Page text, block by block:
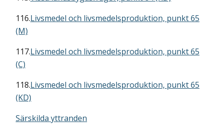
116.Livsmedel och livsmedelsproduktion, punkt 65
(M)
117.Livsmedel och livsmedelsproduktion, punkt 65
(C)
118.Livsmedel och livsmedelsproduktion, punkt 65
(KD)
Särskilda yttranden